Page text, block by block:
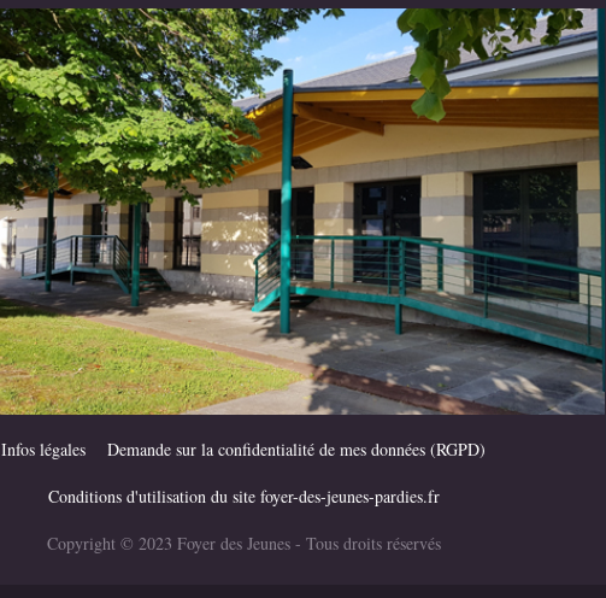
Infos légales Demande sur la confidentialité de mes données (RGPD)
Conditions d'utilisation du site foyer-des-jeunes-pardies.fr
Copyright © 2023 Foyer des Jeunes - Tous droits réservés